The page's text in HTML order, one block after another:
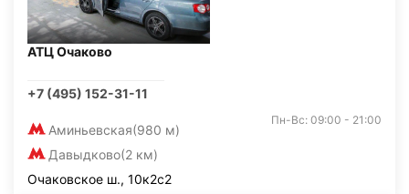
АТЦ Очаково
+7 (495) 152-31-11
Аминьевская(980 м)
Давыдково(2 км)
Пн-Вс: 09:00 - 21:00
Очаковское ш., 10к2с2